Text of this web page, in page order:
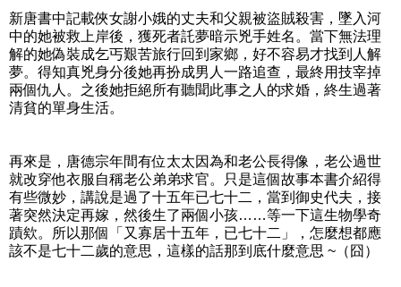
新唐書中記載俠女謝小娥的丈夫和父親被盜賊殺害，墜入河
中的她被救上岸後，獲死者託夢暗示兇手姓名。當下無法理
解的她偽裝成乞丐艱苦旅行回到家鄉，好不容易才找到人解
夢。得知真兇身分後她再扮成男人一路追查，最終用技宰掉
兩個仇人。之後她拒絕所有聽聞此事之人的求婚，終生過著
清貧的單身生活。
再來是，唐德宗年間有位太太因為和老公長得像，老公過世
就改穿他衣服自稱老公弟弟求官。只是這個故事本書介紹得
有些微妙，講說是過了十五年已七十二，當到御史代夫，接
著突然決定再嫁，然後生了兩個小孩……等一下這生物學奇
蹟欸。所以那個「又寡居十五年，已七十二」，怎麼想都應
該不是七十二歲的意思，這樣的話那到底什麼意思 ~（囧）